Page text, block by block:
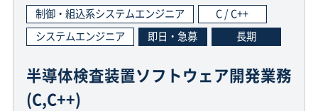
制御・組込系システムエンジニア
C / C++
システムエンジニア
即日・急募 長期
半導体検査装置ソフトウェア開発業務
(C,C++)